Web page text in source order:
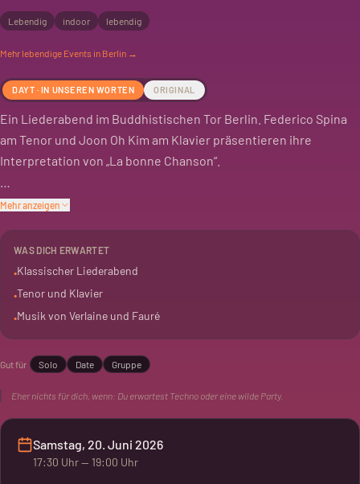
Lebendig indoor lebendig
Mehr lebendige Events in Berlin →
DAYT · IN UNSEREN WORTEN ORIGINAL
Ein Liederabend im Buddhistischen Tor Berlin. Federico Spina
am Tenor und Joon Oh Kim am Klavier präsentieren ihre
Interpretation von „La bonne Chanson“.
Das Programm konzentriert sich auf Paul Verlaine und Gabriel
ungewöhnlichem Ambiente.
Der Eintritt ist frei. Spenden sind willkommen.
Mehr anzeigen
WAS DICH ERWARTET
•Klassischer Liederabend
•Tenor und Klavier
•Musik von Verlaine und Fauré
Gut für Solo Date Gruppe
Eher nichts für dich, wenn: Du erwartest Techno oder eine wilde Party.
Samstag, 20. Juni 2026
17:30 Uhr— 19:00 Uhr